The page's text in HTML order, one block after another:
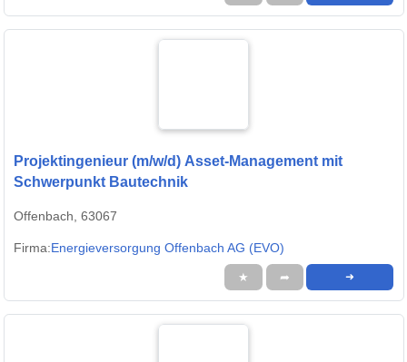
Projektingenieur (m/w/d) Asset-Management mit
Schwerpunkt Bautechnik
Offenbach, 63067
Firma:Energieversorgung Offenbach AG (EVO)
★ ➦ ➜